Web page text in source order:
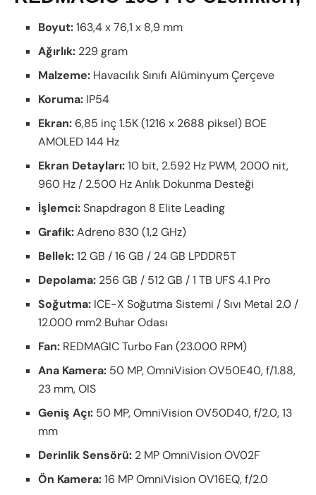
Boyut:163,4 x 76,1 x 8,9 mm
Ağırlık: 229 gram
Malzeme: Havacılık Sınıfı Alüminyum Çerçeve
Koruma: IP54
Ekran: 6,85 inç 1.5K (1216 x 2688 piksel) BOE
AMOLED 144 Hz
Ekran Detayları:10 bit, 2.592 Hz PWM, 2000 nit,
960 Hz / 2.500 Hz Anlık Dokunma Desteği
İşlemci:Snapdragon 8 Elite Leading
Grafik:Adreno 830 (1,2 GHz)
Bellek:12 GB / 16 GB / 24 GB LPDDR5T
Depolama: 256 GB / 512 GB / 1 TB UFS 4.1 Pro
Soğutma: ICE-X Soğutma Sistemi / Sıvı Metal 2.0 /
12.000 mm2 Buhar Odası
Fan: REDMAGIC Turbo Fan (23.000 RPM)
Ana Kamera: 50 MP, OmniVision OV50E40, f/1.88,
23 mm, OIS
Geniş Açı: 50 MP, OmniVision OV50D40, f/2.0, 13
mm
Derinlik Sensörü: 2 MP OmniVision OV02F
Ön Kamera:16 MP OmniVision OV16EQ, f/2.0